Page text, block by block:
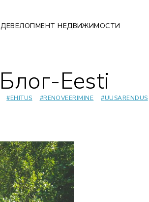
ДЕВЕЛОПМЕНТ НЕДВИЖИМОСТИ
Блог-Eesti
#EHITUS #RENOVEERIMINE #UUSARENDUS